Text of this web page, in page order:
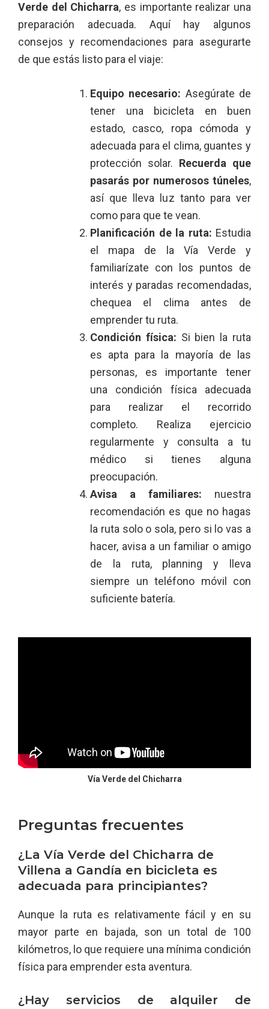
Verde del Chicharra, es importante realizar una
preparación adecuada. Aquí hay algunos
consejos y recomendaciones para asegurarte
de que estás listo para el viaje:
Equipo necesario: Asegúrate de
tener una bicicleta en buen
estado, casco, ropa cómoda y
adecuada para el clima, guantes y
protección solar. Recuerda que
pasarás por numerosos túneles,
así que lleva luz tanto para ver
como para que te vean.
Planificación de la ruta: Estudia
el mapa de la Vía Verde y
familiarízate con los puntos de
interés y paradas recomendadas,
chequea el clima antes de
emprender tu ruta.
Condición física: Si bien la ruta
es apta para la mayoría de las
personas, es importante tener
una condición física adecuada
para realizar el recorrido
completo. Realiza ejercicio
regularmente y consulta a tu
médico si tienes alguna
preocupación.
Avisa a familiares: nuestra
recomendación es que no hagas
la ruta solo o sola, pero si lo vas a
hacer, avisa a un familiar o amigo
de la ruta, planning y lleva
siempre un teléfono móvil con
suficiente batería.
Vía Verde del Chicharra
Preguntas frecuentes
¿La Vía Verde del Chicharra de
Villena a Gandía en bicicleta es
adecuada para principiantes?
Aunque la ruta es relativamente fácil y en su
mayor parte en bajada, son un total de 100
kilómetros, lo que requiere una mínima condición
física para emprender esta aventura.
¿Hay servicios de alquiler de